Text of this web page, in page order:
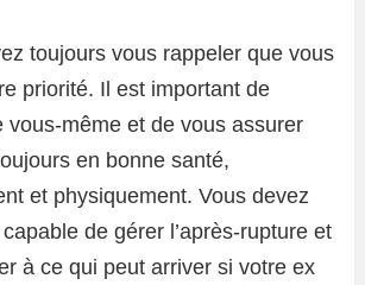
toujours vous rappeler que vous
priorité. Il est important de
vous-même et de vous assurer
en bonne santé,
et physiquement. Vous devez
de gérer l’après-rupture et
à ce qui peut arriver si votre ex